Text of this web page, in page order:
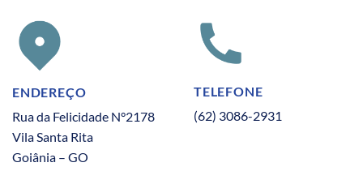
ENDEREÇO
Rua da Felicidade N°2178
Vila Santa Rita
Goiânia – GO
TELEFONE
(62) 3086-2931